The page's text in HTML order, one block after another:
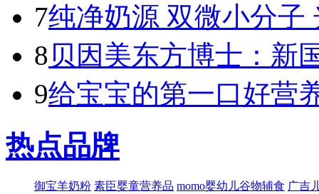
7纯净奶源 双微小分子
8 贝因美东方博士：新
9给宝宝的第一口好营
热点品牌
御宝羊奶粉 素臣婴童营养品 momo婴幼儿谷物辅食 广吉